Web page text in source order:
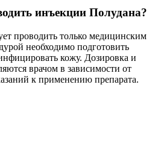
инъекции Полудана?
проводить только медицинским
необходимо подготовить
кожу. Дозировка и
врачом в зависимости от
к применению препарата.